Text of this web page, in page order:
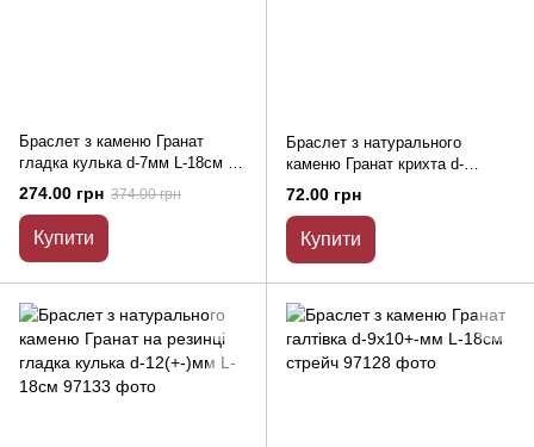
Браслет з каменю Гранат
гладка кулька d-7мм L-18см на
резинці
274.00 грн 374.00 грн
Купити
Браслет з натурального
каменю Гранат крихта d-
5(+-)мм на резинці L- 18см
72.00 грн
Купити